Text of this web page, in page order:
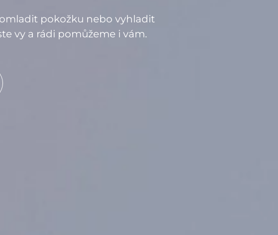
pokožku nebo vyhladit
vy a rádi pomůžeme i vám.